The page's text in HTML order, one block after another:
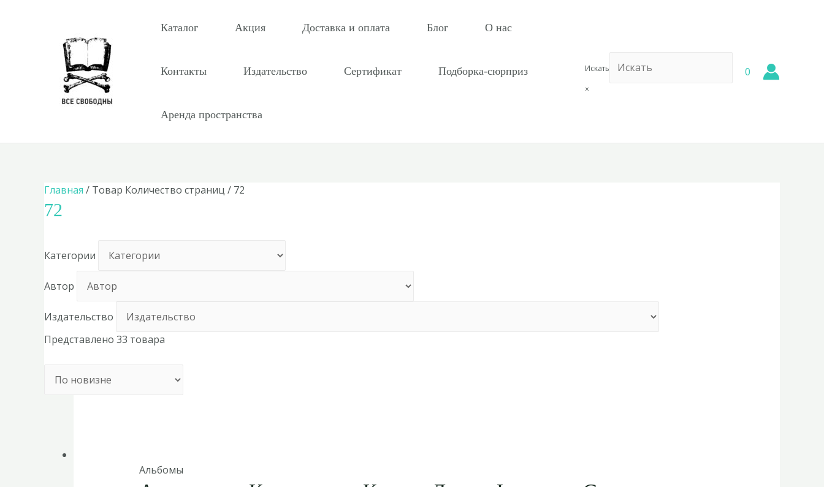
содержимому
Каталог Акция Доставка и оплата Блог О нас
Контакты Издательство Сертификат Подборка-сюрприз
Аренда пространства
Искать
×
0
Главная / Товар Количество страниц / 72
72
Категории
Автор
Издательство
Представлено 33 товара
Альбомы